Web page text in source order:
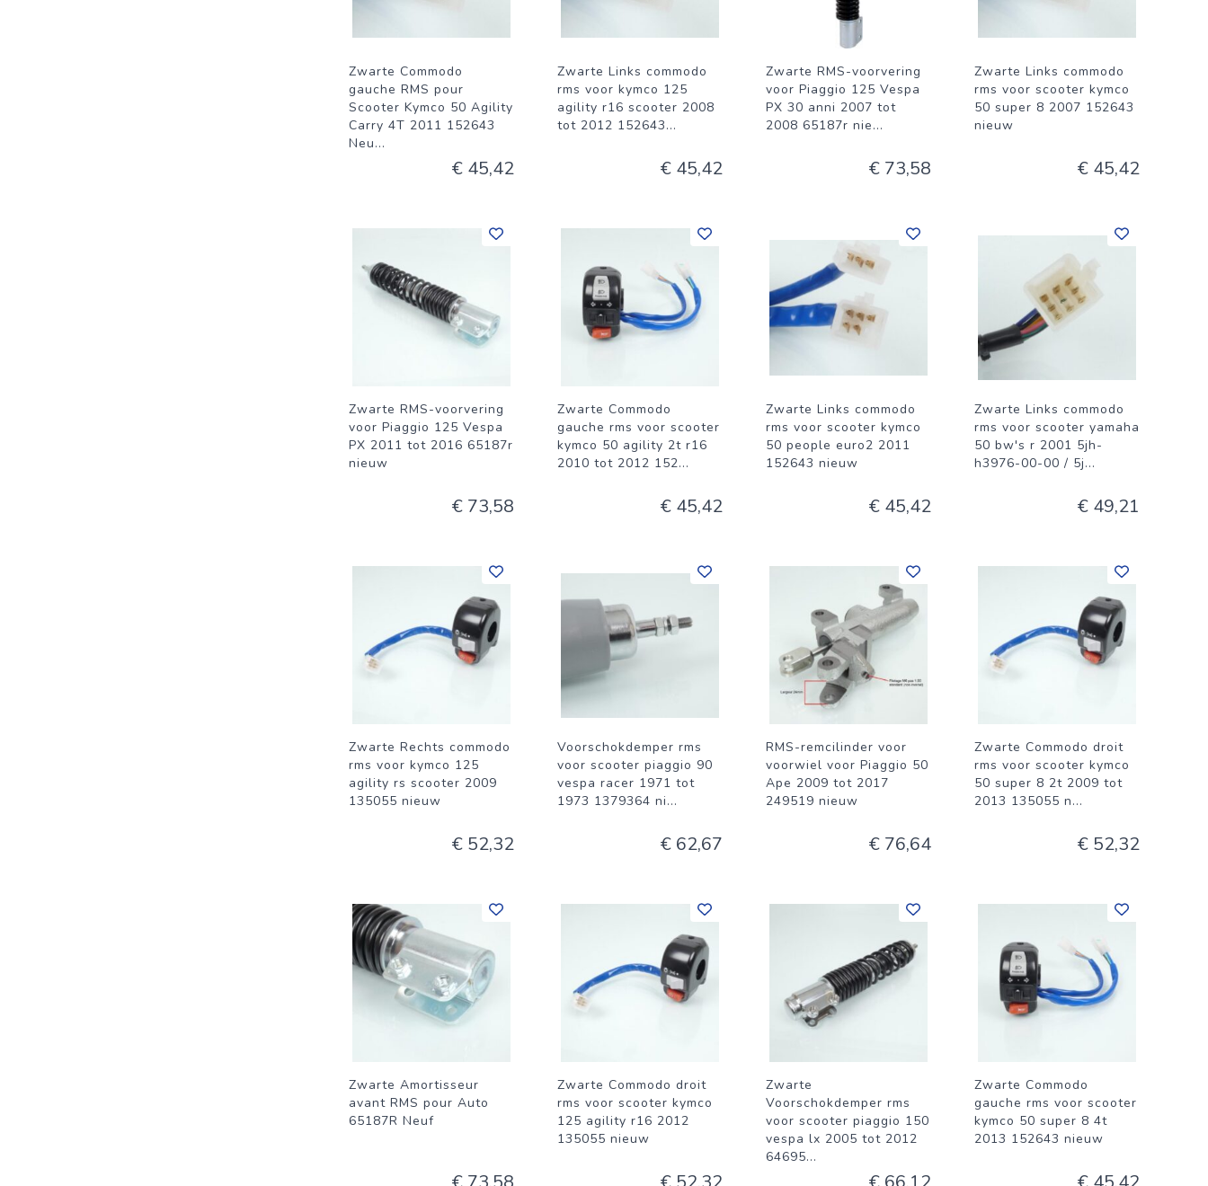
Zwarte Commodo
gauche RMS pour
Scooter Kymco 50 Agility
Carry 4T 2011 152643
Neu...
€ 45,42
Zwarte Links commodo
rms voor kymco 125
agility r16 scooter 2008
tot 2012 152643...
€ 45,42
Zwarte RMS-voorvering
voor Piaggio 125 Vespa
PX 30 anni 2007 tot
2008 65187r nie...
€ 73,58
Zwarte Links commodo
rms voor scooter kymco
50 super 8 2007 152643
nieuw
€ 45,42
Zwarte RMS-voorvering
voor Piaggio 125 Vespa
PX 2011 tot 2016 65187r
nieuw
€ 73,58
Zwarte Commodo
gauche rms voor scooter
kymco 50 agility 2t r16
2010 tot 2012 152...
€ 45,42
Zwarte Links commodo
rms voor scooter kymco
50 people euro2 2011
152643 nieuw
€ 45,42
Zwarte Links commodo
rms voor scooter yamaha
50 bw's r 2001 5jh-
h3976-00-00 / 5j...
€ 49,21
Zwarte Rechts commodo
rms voor kymco 125
agility rs scooter 2009
135055 nieuw
€ 52,32
Voorschokdemper rms
voor scooter piaggio 90
vespa racer 1971 tot
1973 1379364 ni...
€ 62,67
RMS-remcilinder voor
voorwiel voor Piaggio 50
Ape 2009 tot 2017
249519 nieuw
€ 76,64
Zwarte Commodo droit
rms voor scooter kymco
50 super 8 2t 2009 tot
2013 135055 n...
€ 52,32
Zwarte Amortisseur
avant RMS pour Auto
65187R Neuf
Zwarte Commodo droit
rms voor scooter kymco
125 agility r16 2012
135055 nieuw
Zwarte
Voorschokdemper rms
voor scooter piaggio 150
vespa lx 2005 tot 2012
64695...
Zwarte Commodo
gauche rms voor scooter
kymco 50 super 8 4t
2013 152643 nieuw